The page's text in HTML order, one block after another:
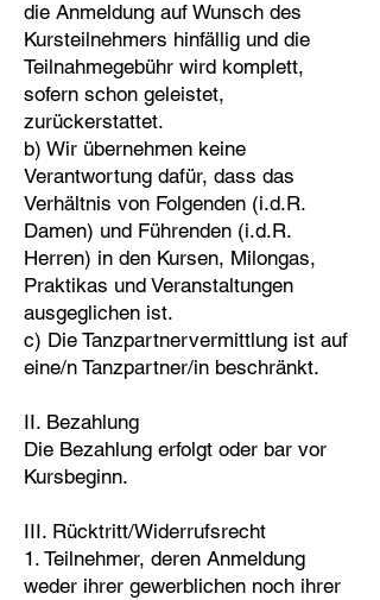
die Anmeldung auf Wunsch des
Kursteilnehmers hinfällig und die
Teilnahmegebühr wird komplett,
sofern schon geleistet,
zurückerstattet.
b) Wir übernehmen keine
Verantwortung dafür, dass das
Verhältnis von Folgenden (i.d.R.
Damen) und Führenden (i.d.R.
Herren) in den Kursen, Milongas,
Praktikas und Veranstaltungen
ausgeglichen ist.
c) Die Tanzpartnervermittlung ist auf
eine/n Tanzpartner/in beschränkt.
II. Bezahlung
Die Bezahlung erfolgt oder bar vor
Kursbeginn.
III. Rücktritt/Widerrufsrecht
1. Teilnehmer, deren Anmeldung
weder ihrer gewerblichen noch ihrer